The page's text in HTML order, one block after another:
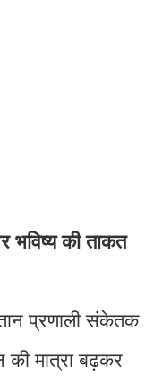
भविष्य की ताकत
प्रणाली संकेतक
की मात्रा बढ़कर